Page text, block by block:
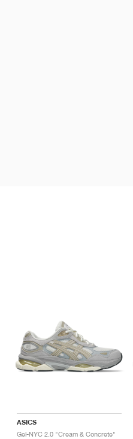
ASICS
Gel-NYC 2.0 "Cream & Concrete"